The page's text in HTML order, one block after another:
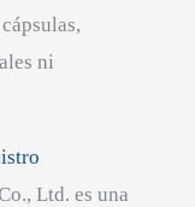
ni
Ltd. es una